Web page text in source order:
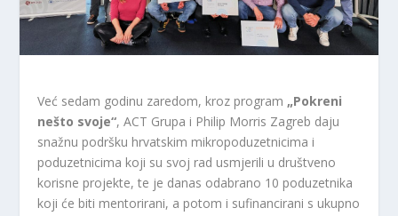
Već sedam godinu zaredom, kroz program „Pokreni
nešto svoje“, ACT Grupa i Philip Morris Zagreb daju
snažnu podršku hrvatskim mikropoduzetnicima i
poduzetnicima koji su svoj rad usmjerili u društveno
korisne projekte, te je danas odabrano 10 poduzetnika
koji će biti mentorirani, a potom i sufinancirani s ukupno